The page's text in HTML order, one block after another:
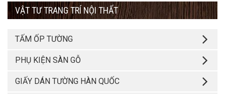
VẬT TƯ TRANG TRÍ NỘI THẤT
TẤM ỐP TƯỜNG
PHỤ KIỆN SÀN GỖ
GIẤY DÁN TƯỜNG HÀN QUỐC